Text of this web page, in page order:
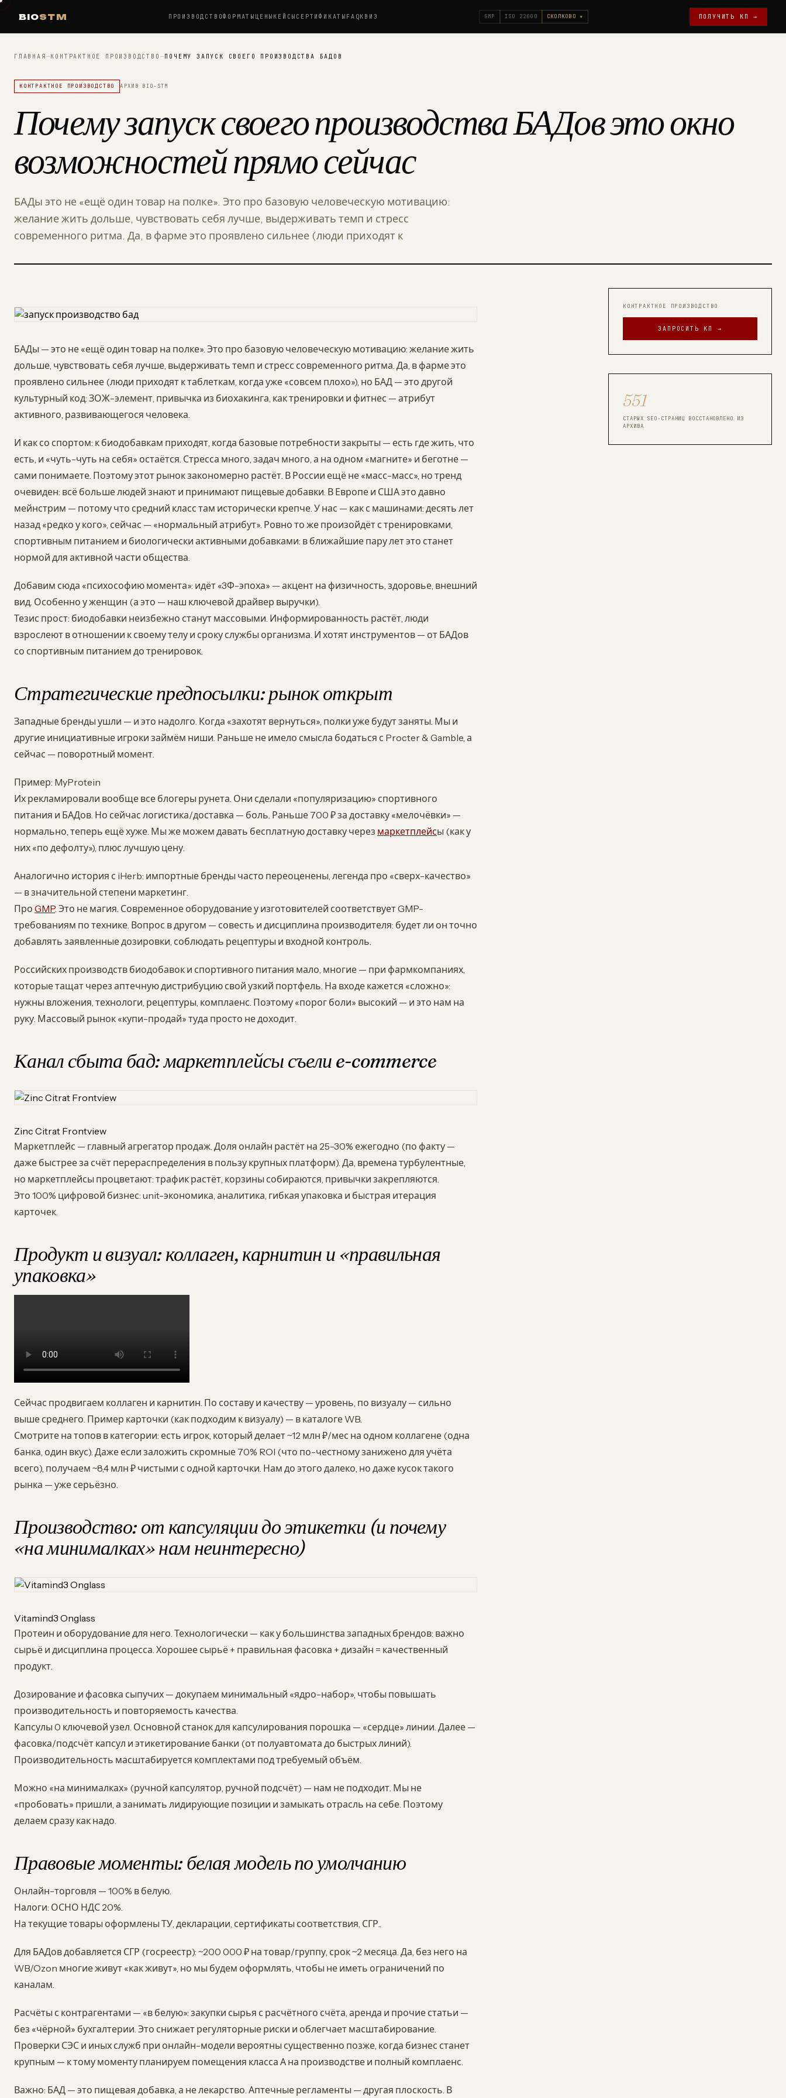
BIOSTM ПРОИЗВОДСТВОФОРМАТЫ ЦЕНЫ КЕЙСЫ СЕРТИФИКАТЫ FAQКВИЗ GMP ISO 22000 СКОЛКОВО ✦ ПОЛУЧИТЬ КП →
ГЛАВНАЯ—КОНТРАКТНОЕ ПРОИЗВОДСТВО —ПОЧЕМУ ЗАПУСК СВОЕГО ПРОИЗВОДСТВА БАДОВ
КОНТРАКТНОЕ ПРОИЗВОДСТВО АРХИВ BIO-STM
Почему запуск своего производства БАДов это окно
возможностей прямо сейчас
БАДы это не «ещё один товар на полке». Это про базовую человеческую мотивацию:
желание жить дольше, чувствовать себя лучше, выдерживать темп и стресс
современного ритма. Да, в фарме это проявлено сильнее (люди приходят к
БАДы — это не «ещё один товар на полке». Это про базовую человеческую мотивацию: желание жить
дольше, чувствовать себя лучше, выдерживать темп и стресс современного ритма. Да, в фарме это
проявлено сильнее (люди приходят к таблеткам, когда уже «совсем плохо»), но БАД — это другой
культурный код: ЗОЖ-элемент, привычка из биохакинга, как тренировки и фитнес — атрибут
активного, развивающегося человека.
И как со спортом: к биодобавкам приходят, когда базовые потребности закрыты — есть где жить, что
есть, и «чуть-чуть на себя» остаётся. Стресса много, задач много, а на одном «магните» и беготне —
сами понимаете. Поэтому этот рынок закономерно растёт. В России ещё не «масс-масс», но тренд
очевиден: всё больше людей знают и принимают пищевые добавки. В Европе и США это давно
мейнстрим — потому что средний класс там исторически крепче. У нас — как с машинами: десять лет
назад «редко у кого», сейчас — «нормальный атрибут». Ровно то же произойдёт с тренировками,
спортивным питанием и биологически активными добавками: в ближайшие пару лет это станет
нормой для активной части общества.
Добавим сюда «психософию момента»: идёт «3Ф-эпоха» — акцент на физичность, здоровье, внешний
вид. Особенно у женщин (а это — наш ключевой драйвер выручки).
Тезис прост: биодобавки неизбежно станут массовыми. Информированность растёт, люди
взрослеют в отношении к своему телу и сроку службы организма. И хотят инструментов — от БАДов
со спортивным питанием до тренировок.
Стратегические предпосылки: рынок открыт
Западные бренды ушли — и это надолго. Когда «захотят вернуться», полки уже будут заняты. Мы и
другие инициативные игроки займём ниши. Раньше не имело смысла бодаться с Procter & Gamble, а
сейчас — поворотный момент.
Пример: MyProtein
Их рекламировали вообще все блогеры рунета. Они сделали «популяризацию» спортивного
питания и БАДов. Но сейчас логистика/доставка — боль. Раньше 700 ₽ за доставку «мелочёвки» —
нормально, теперь ещё хуже. Мы же можем давать бесплатную доставку через маркетплейсы (как у
них «по дефолту»), плюс лучшую цену.
Аналогично история с iHerb: импортные бренды часто переоценены, легенда про «сверх-качество»
— в значительной степени маркетинг.
Про GMP. Это не магия. Современное оборудование у изготовителей соответствует GMP-
требованиям по технике. Вопрос в другом — совесть и дисциплина производителя: будет ли он точно
добавлять заявленные дозировки, соблюдать рецептуры и входной контроль.
Российских производств биодобавок и спортивного питания мало, многие — при фармкомпаниях,
которые тащат через аптечную дистрибуцию свой узкий портфель. На входе кажется «сложно»:
нужны вложения, технологи, рецептуры, комплаенс. Поэтому «порог боли» высокий — и это нам на
руку. Массовый рынок «купи-продай» туда просто не доходит.
Канал сбыта бад: маркетплейсы съели e-commerce
Zinc Citrat Frontview
Маркетплейс — главный агрегатор продаж. Доля онлайн растёт на 25-30% ежегодно (по факту —
даже быстрее за счёт перераспределения в пользу крупных платформ). Да, времена турбулентные,
но маркетплейсы процветают: трафик растёт, корзины собираются, привычки закрепляются.
Это 100% цифровой бизнес: unit-экономика, аналитика, гибкая упаковка и быстрая итерация
карточек.
Продукт и визуал: коллаген, карнитин и «правильная
упаковка»
Сейчас продвигаем коллаген и карнитин. По составу и качеству — уровень, по визуалу — сильно
выше среднего. Пример карточки (как подходим к визуалу) — в каталоге WB.
Смотрите на топов в категории: есть игрок, который делает ~12 млн ₽/мес на одном коллагене (одна
банка, один вкус). Даже если заложить скромные 70% ROI (что по-честному занижено для учёта
всего), получаем ~8,4 млн ₽ чистыми с одной карточки. Нам до этого далеко, но даже кусок такого
рынка — уже серьёзно.
Производство: от капсуляции до этикетки (и почему
«на минималках» нам неинтересно)
Vitamind3 Onglass
Протеин и оборудование для него. Технологически — как у большинства западных брендов: важно
сырьё и дисциплина процесса. Хорошее сырьё + правильная фасовка + дизайн = качественный
продукт.
Дозирование и фасовка сыпучих — докупаем минимальный «ядро-набор», чтобы повышать
производительность и повторяемость качества.
Капсулы 0 ключевой узел. Основной станок для капсулирования порошка — «сердце» линии. Далее —
фасовка/подсчёт капсул и этикетирование банки (от полуавтомата до быстрых линий).
Производительность масштабируется комплектами под требуемый объём.
Можно «на минималках» (ручной капсулятор, ручной подсчёт) — нам не подходит. Мы не
«пробовать» пришли, а занимать лидирующие позиции и замыкать отрасль на себе. Поэтому
делаем сразу как надо.
Правовые моменты: белая модель по умолчанию
Онлайн-торговля — 100% в белую.
Налоги: ОСНО НДС 20%.
На текущие товары оформлены ТУ, декларации, сертификаты соответствия, СГР..
Для БАДов добавляется СГР (госреестр): ~200 000 ₽ на товар/группу, срок ~2 месяца. Да, без него на
WB/Ozon многие живут «как живут», но мы будем оформлять, чтобы не иметь ограничений по
каналам.
Расчёты с контрагентами — «в белую»: закупки сырья с расчётного счёта, аренда и прочие статьи —
без «чёрной» бухгалтерии. Это снижает регуляторные риски и облегчает масштабирование.
Проверки СЭС и иных служб при онлайн-модели вероятны существенно позже, когда бизнес станет
крупным — к тому моменту планируем помещения класса А на производстве и полный комплаенс.
Важно: БАД — это пищевая добавка, а не лекарство. Аптечные регламенты — другая плоскость. В
КОНТРАКТНОЕ ПРОИЗВОДСТВО
ЗАПРОСИТЬ КП →
551
СТАРЫХ SEO-СТРАНИЦ ВОССТАНОВЛЕНО ИЗ
АРХИВА